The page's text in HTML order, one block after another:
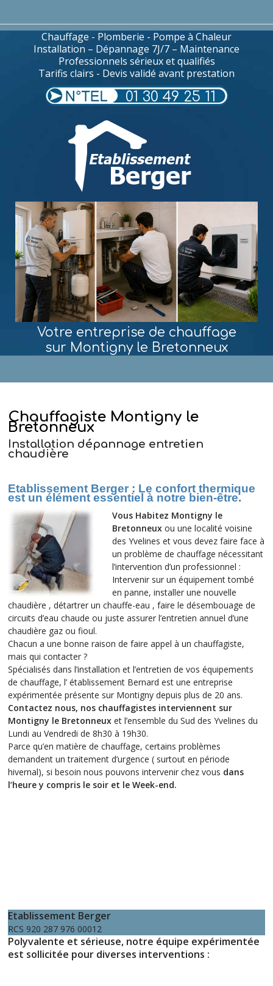
Chauffage - Plomberie - Pompe à Chaleur
Installation – Dépannage 7J/7 – Maintenance
Professionnels sérieux et qualifiés
Tarifis clairs - Devis validé avant prestation
01 30 49 25 11
Votre entreprise de chauffage
sur Montigny le Bretonneux
Chauffagiste Montigny le
Bretonneux
Installation dépannage entretien
chaudière
Etablissement Berger : Le confort thermique
est un élément essentiel à notre bien-être.
Vous Habitez Montigny le
Bretonneux ou une localité voisine
des Yvelines et vous devez faire face à
un problème de chauffage nécessitant
l’intervention d’un professionnel :
Intervenir sur un équipement tombé
en panne, installer une nouvelle
chaudière , détartrer un chauffe-eau , faire le désembouage de
circuits d’eau chaude ou juste assurer l’entretien annuel d’une
chaudière gaz ou fioul.
Chacun a une bonne raison de faire appel à un chauffagiste,
mais qui contacter ?
Spécialisés dans l’installation et l’entretien de vos équipements
de chauffage, l’ établissement Bernard est une entreprise
expérimentée présente sur Montigny depuis plus de 20 ans.
Contactez nous, nos chauffagistes interviennent sur
Montigny le Bretonneux et l’ensemble du Sud des Yvelines du
Lundi au Vendredi de 8h30 à 19h30.
Parce qu’en matière de chauffage, certains problèmes
demandent un traitement d’urgence ( surtout en période
hivernal), si besoin nous pouvons intervenir chez vous dans
l’heure y compris le soir et le Week-end.
Etablissement Berger
RCS 920 287 976 00012
Polyvalente et sérieuse, notre équipe expérimentée
est sollicitée pour diverses interventions :